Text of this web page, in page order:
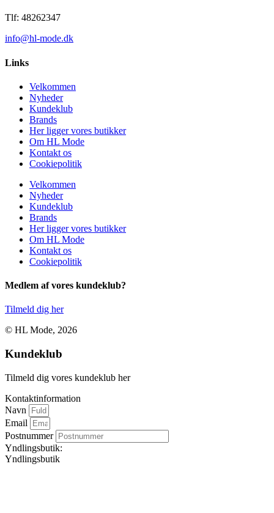
Tlf: 48262347
info@hl-mode.dk
Links
Velkommen
Nyheder
Kundeklub
Brands
Her ligger vores butikker
Om HL Mode
Kontakt os
Cookiepolitik
Velkommen
Nyheder
Kundeklub
Brands
Her ligger vores butikker
Om HL Mode
Kontakt os
Cookiepolitik
Medlem af vores kundeklub?
Tilmeld dig her
© HL Mode, 2026
Kundeklub
Tilmeld dig vores kundeklub her
Kontaktinformation
Navn
Email
Postnummer
Yndlingsbutik:
Yndlingsbutik